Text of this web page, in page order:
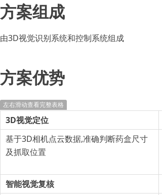
方案组成
由3D视觉识别系统和控制系统组成
方案优势
左右滑动查看完整表格
3D视觉定位
基于3D相机点云数据,准确判断药盒尺寸
及抓取位置
智能视觉复核